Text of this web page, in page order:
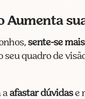
Aumenta
sente-se
seu quadro de
a afastar dúvidase